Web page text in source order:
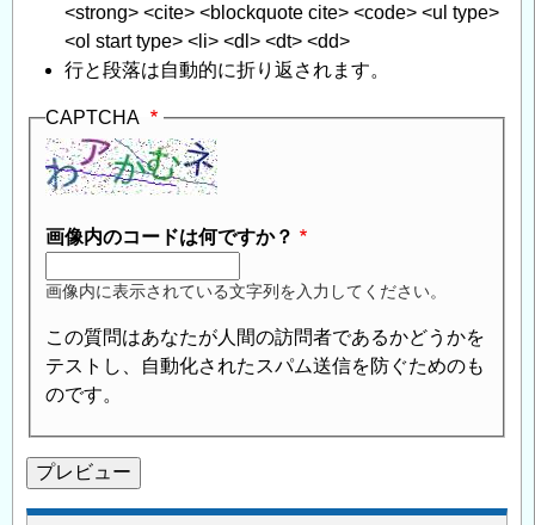
<strong> <cite> <blockquote cite> <code> <ul type>
<ol start type> <li> <dl> <dt> <dd>
行と段落は自動的に折り返されます。
CAPTCHA
画像内のコードは何ですか？
画像内に表示されている文字列を入力してください。
この質問はあなたが人間の訪問者であるかどうかを
テストし、自動化されたスパム送信を防ぐためのも
のです。